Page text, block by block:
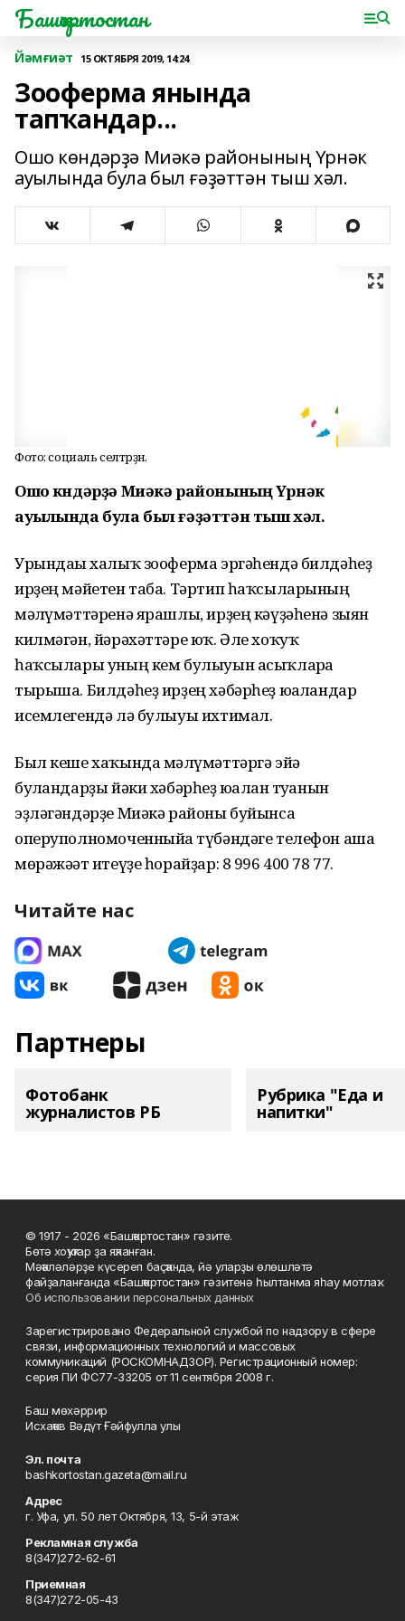
Башҡортостан
Йәмғиәт 15 ОКТЯБРЯ 2019, 14:24
Зооферма янында
тапҡандар...
Ошо көндәрҙә Миәкә районының Үрнәк
ауылында була был ғәҙәттән тыш хәл.
Фото: социаль селтәрҙән.
Ошо көндәрҙә Миәкә районының Үрнәк
ауылында була был ғәҙәттән тыш хәл.
Урындағы халыҡ зооферма эргәһендә билдәһеҙ
ирҙең мәйетен таба. Тәртип һаҡсыларының
мәғлүмәттәренә ярашлы, ирҙең кәүҙәһенә зыян
килмәгән, йәрәхәттәре юҡ. Әле хоҡуҡ
һаҡсылары уның кем булыуын асыҡларға
тырыша. Билдәһеҙ ирҙең хәбәрһеҙ юғалғандар
исемлегендә лә булыуы ихтимал.
Был кеше хаҡында мәғлүмәттәргә эйә
булғандарҙы йәки хәбәрһеҙ юғалған туғанын
эҙләгәндәрҙе Миәкә районы буйынса
оперуполномоченныйға түбәндәге телефон аша
мөрәжәғәт итеүҙе һорайҙар: 8 996 400 78 77.
Читайте нас
Партнеры
Фотобанк
журналистов РБ
Рубрика "Еда и
напитки"
© 1917 - 2026 «Башҡортостан» гәзите.
Бөтә хоҡуҡтар ҙа яҡланған.
Мәҡәләләрҙе күсереп баҫҡанда, йә уларҙы өлөшләтә
файҙаланғанда «Башҡортостан» гәзитенә һылтанма яһау мотлаҡ.
Об использовании персональных данных
Зарегистрировано Федеральной службой по надзору в сфере
связи, информационных технологий и массовых
коммуникаций (РОСКОМНАДЗОР). Регистрационный номер:
серия ПИ ФС77-33205 от 11 сентября 2008 г.
Баш мөхәррир
Исхаҡов Вәдүт Ғәйфулла улы
Эл. почта
bashkortostan.gazeta@mail.ru
Адрес
г. Уфа, ул. 50 лет Октября, 13, 5-й этаж
Рекламная служба
8(347)272-62-61
Приемная
8(347)272-05-43